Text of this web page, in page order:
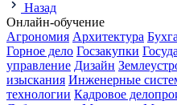
Назад
Онлайн-обучение
Агрономия Архитектура
Горное дело Госзакупки
управление Дизайн
изыскания Инженерные
технологии Кадровое